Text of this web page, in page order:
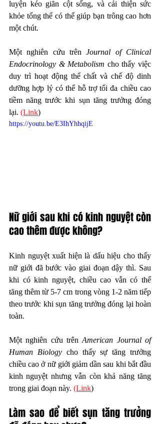
luyện kéo giãn cột sống, và cải thiện sức
khỏe tổng thể có thể giúp bạn trông cao hơn
một chút.
Một nghiên cứu trên Journal of Clinical
Endocrinology & Metabolism cho thấy việc
duy trì hoạt động thể chất và chế độ dinh
dưỡng hợp lý có thể hỗ trợ tối đa chiều cao
tiềm năng trước khi sụn tăng trưởng đóng
lại. (Link)
https://youtu.be/E3IhYhhqijE
Nữ giới sau khi có kinh nguyệt còn
cao thêm được không?
Kinh nguyệt xuất hiện là dấu hiệu cho thấy
nữ giới đã bước vào giai đoạn dậy thì. Sau
khi có kinh nguyệt, chiều cao vẫn có thể
tăng thêm từ 5-7 cm trong vòng 1-2 năm tiếp
theo trước khi sụn tăng trưởng đóng lại hoàn
toàn.
Một nghiên cứu trên American Journal of
Human Biology cho thấy sự tăng trưởng
chiều cao ở nữ giới giảm dần sau khi bắt đầu
kinh nguyệt nhưng vẫn còn khả năng tăng
trong giai đoạn này. (Link)
Làm sao để biết sụn tăng trưởng